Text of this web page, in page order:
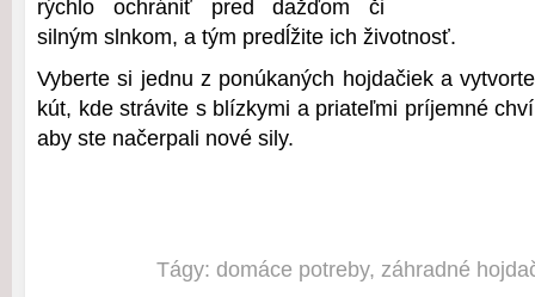
rýchlo ochrániť pred dažďom či
silným slnkom, a tým predĺžite ich životnosť.
Vyberte si jednu z ponúkaných hojdačiek a
kút, kde strávite s blízkymi a priateľmi príjemné
aby ste načerpali nové sily.
Tágy: domáce potreby, záhradné